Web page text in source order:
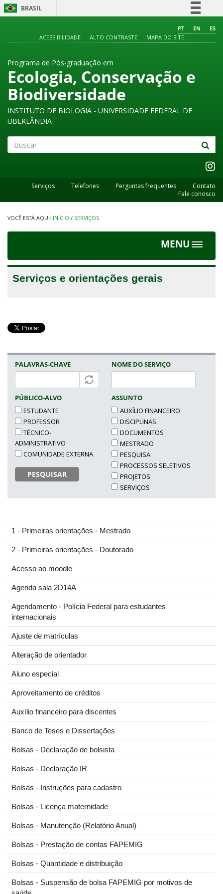
BRASIL
Comunica BR
Acesso à informação
Legislação
PT EN
ES
ACESSIBILIDADE
ALTO CONTRASTE MAPA DO SITE
Programa de Pós-graduação em
Ecologia, Conservação e
Biodiversidade
INSTITUTO DE BIOLOGIA - UNIVERSIDADE FEDERAL DE
UBERLÂNDIA
Serviços Telefones Perguntas frequentes
Contato
Fale conosco
INÍCIO / SERVIÇOS
MENU
Toggle
Serviços e orientações gerais
PALAVRAS-CHAVE
PÚBLICO-ALVO
ESTUDANTE
PROFESSOR
TÉCNICO-
ADMINISTRATIVO
COMUNIDADE EXTERNA
PESQUISAR
NOME DO SERVIÇO
ASSUNTO
AUXÍLIO FINANCEIRO
DISCIPLINAS
DOCUMENTOS
MESTRADO
PESQUISA
PROCESSOS SELETIVOS
PROJETOS
SERVIÇOS
1 - Primeiras orientações - Mestrado
2 - Primeiras orientações - Doutorado
Acesso ao moodle
Agenda sala 2D14A
Agendamento - Polícia Federal para estudantes
internacionais
Ajuste de matrículas
Alteração de orientador
Aluno especial
Aproveitamento de créditos
Auxílio financeiro para discentes
Banco de Teses e Dissertações
Bolsas - Declaração de bolsista
Bolsas - Declaração IR
Bolsas - Instruções para cadastro
Bolsas - Licença maternidade
Bolsas - Manutenção (Relatório Anual)
Bolsas - Prestação de contas FAPEMIG
Bolsas - Quantidade e distribuição
Bolsas - Suspensão de bolsa FAPEMIG por motivos de